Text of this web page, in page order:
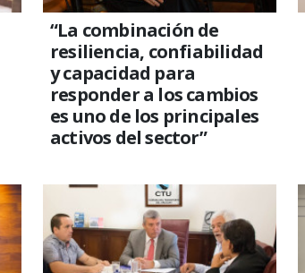
“La combinación de
resiliencia, confiabilidad
y capacidad para
responder a los cambios
es uno de los principales
activos del sector”